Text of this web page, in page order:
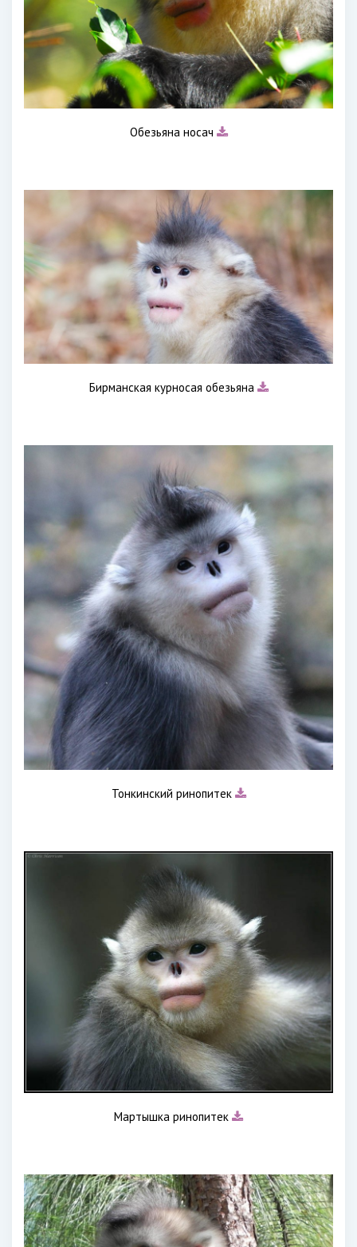
Обезьяна носач
Бирманская курносая обезьяна
Тонкинский ринопитек
Мартышка ринопитек